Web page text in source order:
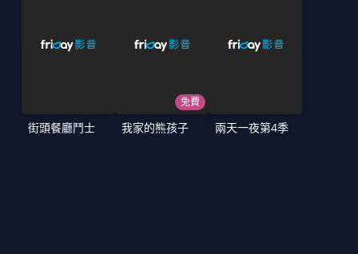
街頭餐廳鬥士
免費
我家的熊孩子 兩天一夜第4季